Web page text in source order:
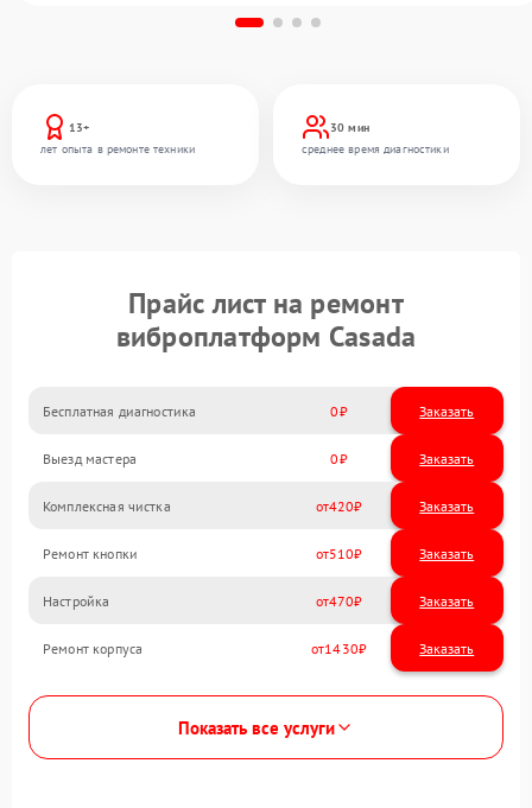
13+
лет опыта в ремонте техники
30 мин
среднее время диагностики
Прайс лист на ремонт
виброплатформ Casada
Бесплатная диагностика 0 Заказать
Выезд мастера 0 Заказать
Комплексная чистка 420
Ремонт кнопки 510
Настройка 470
Ремонт корпуса 1430
Показать все услуги